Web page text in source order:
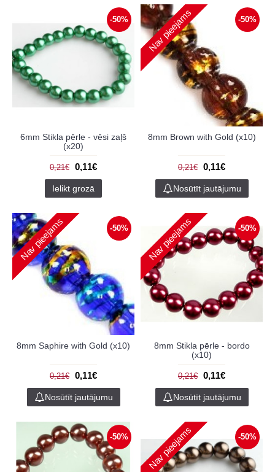
-50%
6mm Stikla pērle - vēsi zaļš
(x20)
0,21€ 0,11€
Ielikt grozā
-50%
Nav pieejams
8mm Brown with Gold (x10)
0,21€ 0,11€
Nosūtīt jautājumu
-50%
Nav pieejams
8mm Saphire with Gold (x10)
0,21€ 0,11€
Nosūtīt jautājumu
-50%
Nav pieejams
8mm Stikla pērle - bordo
(x10)
0,21€ 0,11€
Nosūtīt jautājumu
-50% -50%
Nav pieejams